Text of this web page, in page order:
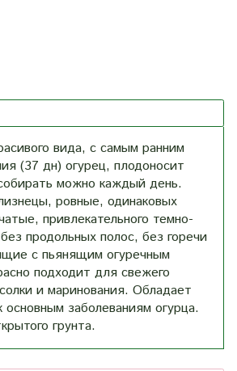
вида, с самым ранним
(37 дн) огурец, плодоносит
можно каждый день.
ровные, одинаковых
привлекательного темно-
продольных полос, без горечи
с пьянящим огуречным
подходит для свежего
и маринования. Обладает
основным заболеваниям огурца.
грунта.